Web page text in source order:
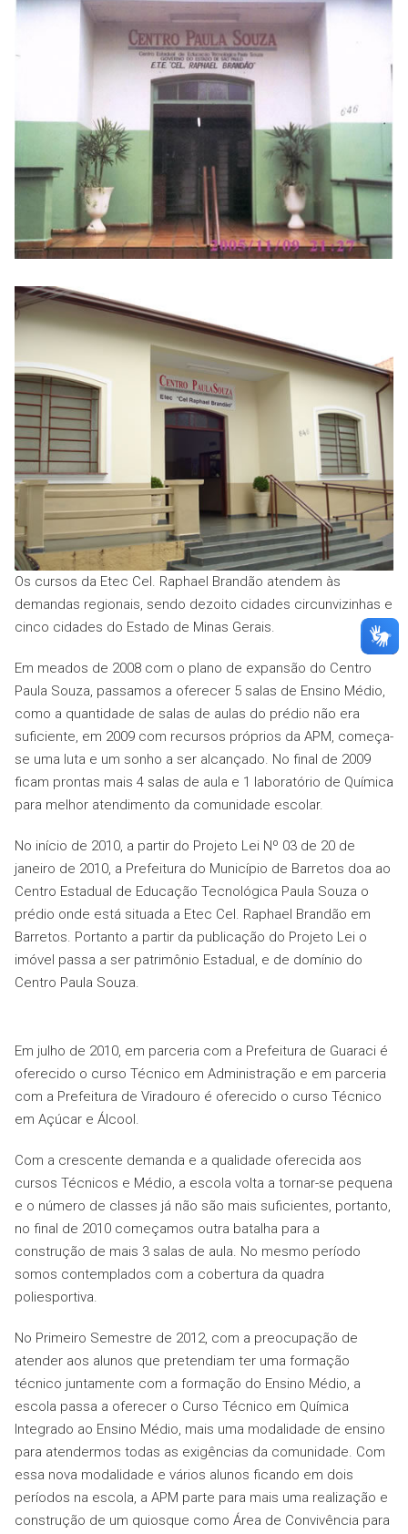
Os cursos da Etec Cel. Raphael Brandão atendem às
demandas regionais, sendo dezoito cidades circunvizinhas e
cinco cidades do Estado de Minas Gerais.
Em meados de 2008 com o plano de expansão do Centro
Paula Souza, passamos a oferecer 5 salas de Ensino Médio,
como a quantidade de salas de aulas do prédio não era
suficiente, em 2009 com recursos próprios da APM, começa-
se uma luta e um sonho a ser alcançado. No final de 2009
ficam prontas mais 4 salas de aula e 1 laboratório de Química
para melhor atendimento da comunidade escolar.
No início de 2010, a partir do Projeto Lei Nº 03 de 20 de
janeiro de 2010, a Prefeitura do Município de Barretos doa ao
Centro Estadual de Educação Tecnológica Paula Souza o
prédio onde está situada a Etec Cel. Raphael Brandão em
Barretos. Portanto a partir da publicação do Projeto Lei o
imóvel passa a ser patrimônio Estadual, e de domínio do
Centro Paula Souza.
Em julho de 2010, em parceria com a Prefeitura de Guaraci é
oferecido o curso Técnico em Administração e em parceria
com a Prefeitura de Viradouro é oferecido o curso Técnico
em Açúcar e Álcool.
Com a crescente demanda e a qualidade oferecida aos
cursos Técnicos e Médio, a escola volta a tornar-se pequena
e o número de classes já não são mais suficientes, portanto,
no final de 2010 começamos outra batalha para a
construção de mais 3 salas de aula. No mesmo período
somos contemplados com a cobertura da quadra
poliesportiva.
No Primeiro Semestre de 2012, com a preocupação de
atender aos alunos que pretendiam ter uma formação
técnico juntamente com a formação do Ensino Médio, a
escola passa a oferecer o Curso Técnico em Química
Integrado ao Ensino Médio, mais uma modalidade de ensino
para atendermos todas as exigências da comunidade. Com
essa nova modalidade e vários alunos ficando em dois
períodos na escola, a APM parte para mais uma realização e
construção de um quiosque como Área de Convivência para